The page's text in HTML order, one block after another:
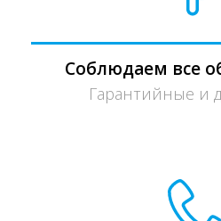
Соблюдаем все
Гарантийные и